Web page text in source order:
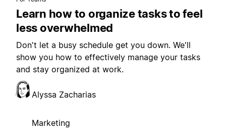
Learn how to organize tasks to feel
less overwhelmed
Don't let a busy schedule get you down. We'll
show you how to effectively manage your tasks
and stay organized at work.
Alyssa Zacharias
Marketing